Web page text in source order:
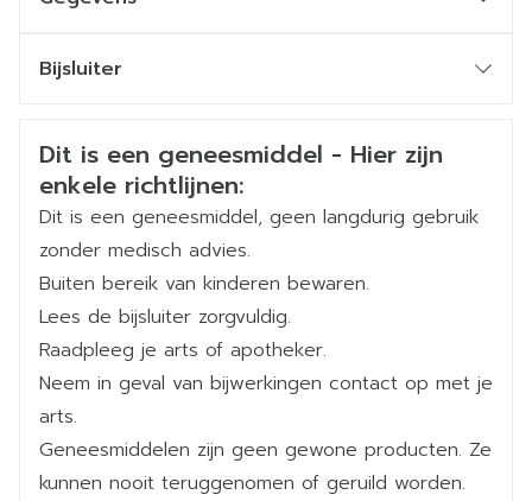
aandoening van de bloeddruk;  als u nier- of
ogen, 2x per da
toedieningen.
geneesmiddel wordt gebruikt, moeten de
verschillende geneesmiddelen worden
toegediend met 5 tot 15 minuten tussentijd
Oculair gebruik
Er wordt aangeraden om de traanzak een minuut
lang dicht te duwen ter hoogte van de mediale
canthus (binnenste ooghoek), om eventuele
systemische absorptie tegen te gaan
Merken Allergan
Breedte 30 mm
Lengte 46 mm
Diepte 91 mm
Hoeveelheid
Verpakking
1
Bijsluiter
Duits
Frans Frans
Veiligheidsinformatie
Dit is een geneesmiddel - Hier zijn
enkele richtlijnen:
Dit is een geneesmiddel, geen langdurig gebruik
zonder medisch advies.
Buiten bereik van kinderen bewaren.
Lees de bijsluiter zorgvuldig.
Raadpleeg je arts of apotheker.
Neem in geval van bijwerkingen contact op met je
arts.
Geneesmiddelen zijn geen gewone producten. Ze
kunnen nooit teruggenomen of geruild worden.